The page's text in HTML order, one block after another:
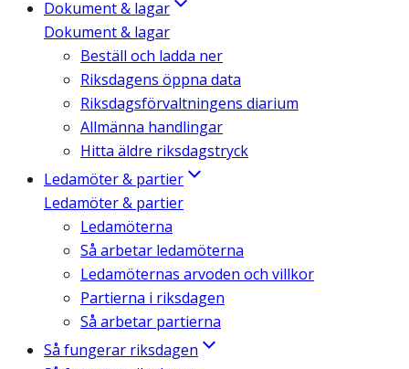
Dokument & lagar
Dokument & lagar
Beställ och ladda ner
Riksdagens öppna data
Riksdagsförvaltningens diarium
Allmänna handlingar
Hitta äldre riksdagstryck
Ledamöter & partier
Ledamöter & partier
Ledamöterna
Så arbetar ledamöterna
Ledamöternas arvoden och villkor
Partierna i riksdagen
Så arbetar partierna
Så fungerar riksdagen